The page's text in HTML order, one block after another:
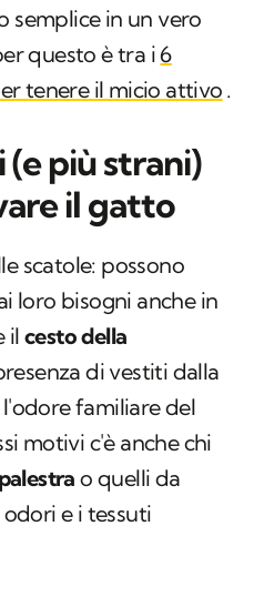
semplice in un vero
questo è tra i6
tenere il micio attivo .
più strani)
il gatto
scatole: possono
loro bisogni anche in
ilcesto della
di vestiti dalla
familiare del
motivi c'è anche chi
o quelli da
e i tessuti